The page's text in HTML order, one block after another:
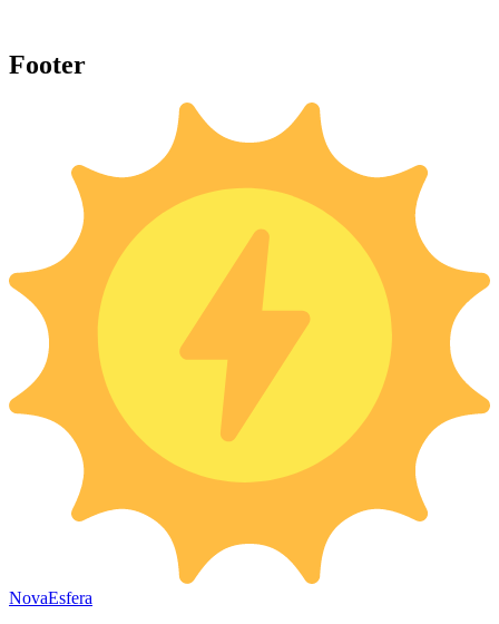
Footer
NovaEsfera